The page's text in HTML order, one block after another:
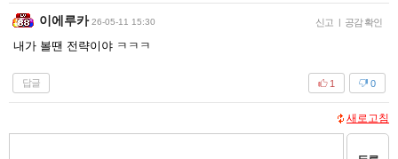
이에루카 26-05-11 15:30 신고 | 공감 확인
내가 볼땐 전략이야 ㅋㅋㅋ
답글 0
1
새로고침